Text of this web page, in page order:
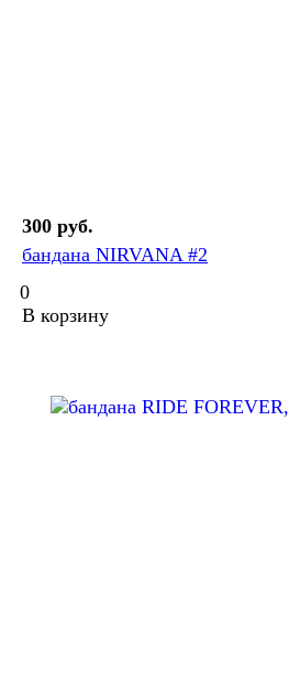
300 руб.
бандана NIRVANA #2
0
В корзину